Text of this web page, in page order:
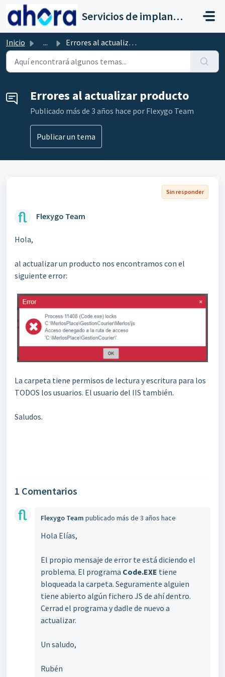
Saltar al contenido principal
Servicios de implantación a clientes de Ahora
Inicio ... Errores al actualizar producto
Errores al actualizar producto
Publicado más de 3 años hace por Flexygo Team
Publicar un tema
Sin responder
Flexygo Team
Hola,
al actualizar un producto nos encontramos con el
siguiente error:
La carpeta tiene permisos de lectura y escritura para los
TODOS los usuarios. El usuario del IIS también.
Saludos.
1 Comentarios
Flexygo Team publicado más de 3 años hace
Hola Elías,
El propio mensaje de error te está diciendo el
problema. El programa Code.EXE tiene
bloqueada la carpeta. Seguramente alguien
tiene abierto algún fichero JS de ahí dentro.
Cerrad el programa y dadle de nuevo a
actualizar.
Un saludo,
Rubén